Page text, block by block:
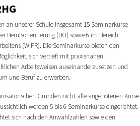
an unserer Schule insgesamt 15 Seminarkurse
Berufsorientierung (BO) sowie 6 im Bereich
(WIPR). Die Seminarkurse bieten den
sich vertieft mit praxisnahen
Arbeitsweisen auseinanderzusetzen und
und Beruf zu erwerben.
Gründen nicht alle angebotenen Kurse
werden 5 bis 6 Seminarkurse eingerichtet.
sich nach den Anwahlzahlen sowie den